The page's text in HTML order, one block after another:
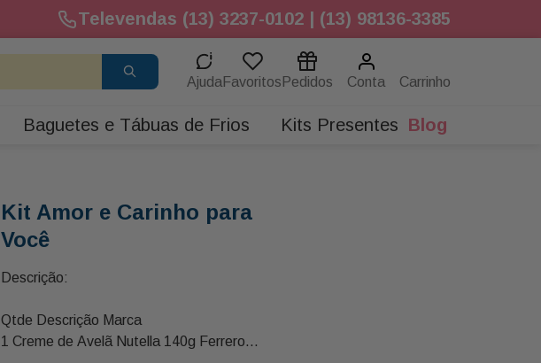
Televendas (13) 3237-0102 | (13) 98136-3385
Ajuda Favoritos Pedidos Conta
Baguetes e Tábuas de Frios Kits Presentes Blog
Kit Amor e Carinho para
Você
Descrição:
Qtde Descrição Marca
1 Creme de Avelã Nutella 140g Ferrero